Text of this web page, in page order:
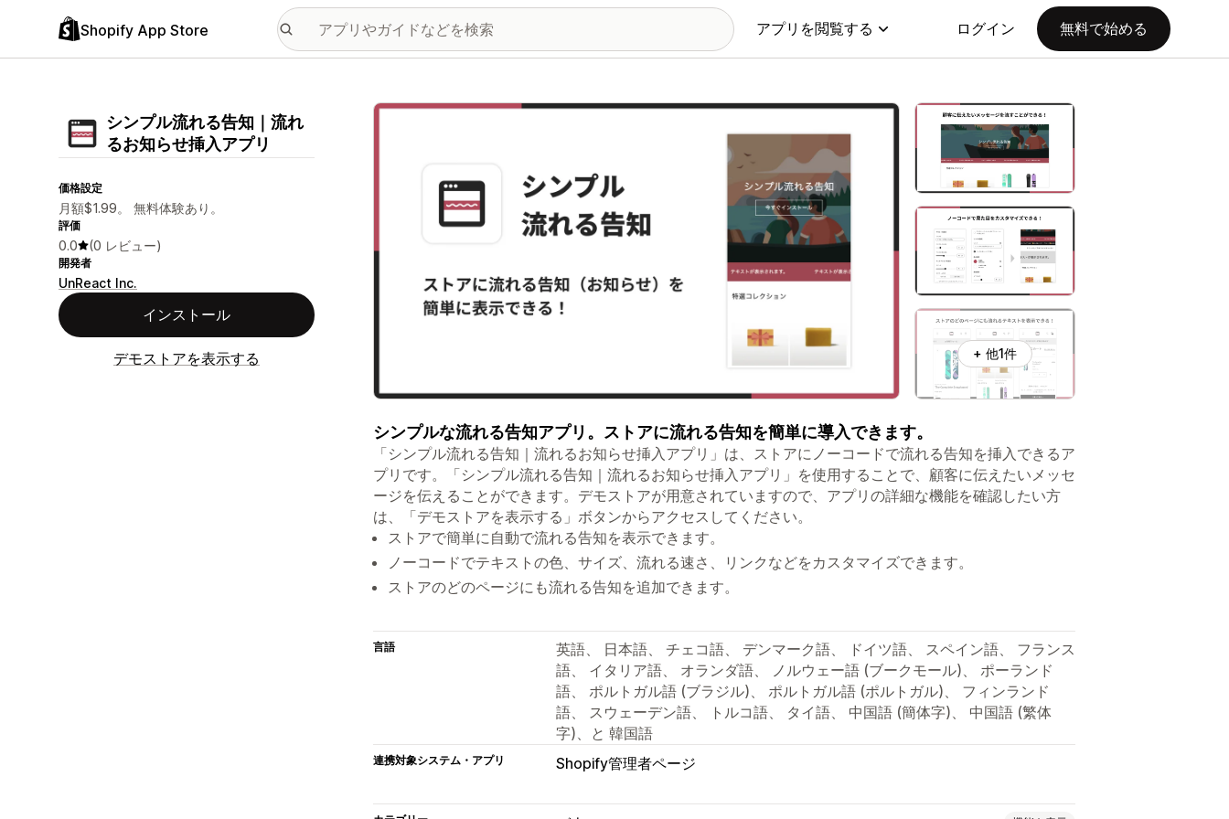
Shopify App Store アプリを閲覧する ログイン 無料で始める
シンプル流れる告知｜流れ
るお知らせ挿入アプリ
価格設定
月額$1.99。 無料体験あり。
評価
0.0 (0 レビュー)
開発者
UnReact Inc.
インストール
デモストアを表示する
特集の画像ギャラリー
+ 他1件
シンプルな流れる告知アプリ。ストアに流れる告知を簡単に導入できます。
「シンプル流れる告知｜流れるお知らせ挿入アプリ」は、ストアにノーコードで流れる告知を挿入できるア
プリです。「シンプル流れる告知｜流れるお知らせ挿入アプリ」を使用することで、顧客に伝えたいメッセ
ージを伝えることができます。デモストアが用意されていますので、アプリの詳細な機能を確認したい方
は、「デモストアを表示する」ボタンからアクセスしてください。
ストアで簡単に自動で流れる告知を表示できます。
ノーコードでテキストの色、サイズ、流れる速さ、リンクなどをカスタマイズできます。
ストアのどのページにも流れる告知を追加できます。
言語
英語、 日本語、 チェコ語、 デンマーク語、 ドイツ語、 スペイン語、 フランス
語、 イタリア語、 オランダ語、 ノルウェー語 (ブークモール)、 ポーランド
語、 ポルトガル語 (ブラジル)、 ポルトガル語 (ポルトガル)、 フィンランド
語、 スウェーデン語、 トルコ語、 タイ語、 中国語 (簡体字)、 中国語 (繁体
字)、と 韓国語
連携対象システム・アプリ Shopify管理者ページ